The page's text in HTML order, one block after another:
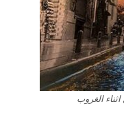
الغروب